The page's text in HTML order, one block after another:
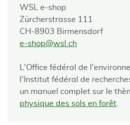
WSL e-shop
Zürcherstrasse 111
CH-8903 Birmensdorf
e-shop@wsl.ch
L'Office fédéral de
l'Institut fédéral de
un manuel complet sur le
physique des sols en forêt